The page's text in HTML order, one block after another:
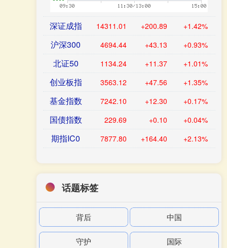
深证成指 14311.01 +200.89 +1.42%
沪深300 4694.44 +43.13 +0.93%
北证50 1134.24 +11.37 +1.01%
创业板指 3563.12 +47.56 +1.35%
基金指数 7242.10 +12.30 +0.17%
国债指数 229.69 +0.10 +0.04%
期指IC0 7877.80 +164.40 +2.13%
话题标签
背后 中国
守护 国际